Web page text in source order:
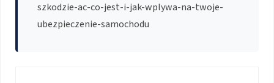
szkodzie-ac-co-jest-i-jak-wplywa-na-twoje-
ubezpieczenie-samochodu